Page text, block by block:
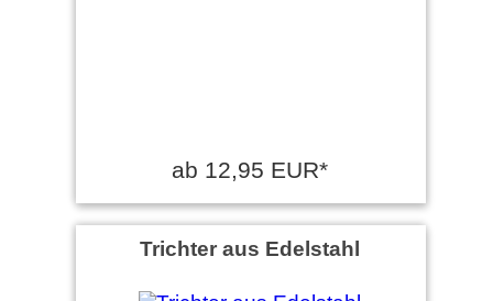
ab 12,95 EUR*
Trichter aus Edelstahl